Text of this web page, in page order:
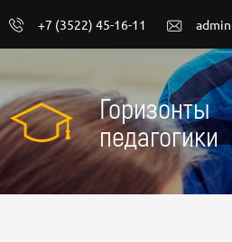
+7 (3522) 45-16-11
Горизонты
педагогики